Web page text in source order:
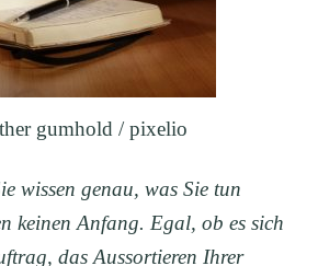
gumhold / pixelio
wissen genau, was Sie tun
keinen Anfang. Egal, ob es sich
das Aussortieren Ihrer